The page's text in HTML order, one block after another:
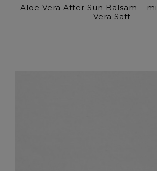
Aloe Vera After Sun Balsam –
Vera Saft